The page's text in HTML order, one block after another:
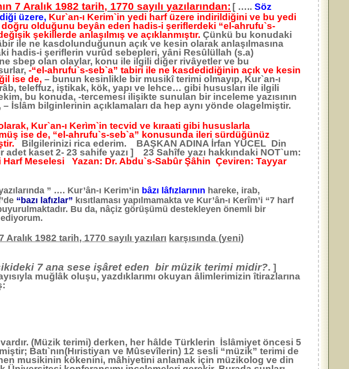
7 Aralık 1982 tarih, 1770 sayılıyazılarından: [ …..Söz
üzere, Kur`an-ı Kerim`in yedi harf üzere indirildiğini ve bu yedi
doğru olduğunu beyân eden hadis-i şeriflerdeki “el-ahrufu`s-
şekillerde anlaşılmış ve açıklanmıştır. Çünkü bu konudaki
ile ne kasdolunduğunun açık ve kesin olarak anlaşılmasına
hadis-i şeriflerin vurûd sebepleri, yâni Resûlüllah (s.a)
sbep olan olaylar, konu ile ilgili diğer rivâyetler ve bu
-“el-ahrufu`s-seb`a” tabiri ile ne kasdedidiğinin açık ve kesin
ise de, – bunun kesinlikle bir musikî terimi olmayıp, Kur`an-ı
irâb, teleffuz, iştikak, kök, yapı ve lehce… gibi hususları ile ilgili
bu konuda, -tercemesi ilişikte sunulan bir inceleme yazısının
İslâm bilginlerinin açıklamaları da hep aynı yönde olagelmiştir.
Kur`an-ı Kerìm`in tecvid ve kıraati gibi hususlarla
ise de, “el-ahrufu`s-seb`a” konusunda ileri sürdüğünüz
Bilgilerinizi rica ederim. BAŞKAN ADINA İrfan YÜCEL Din
kaset 2- 23 sahife yazı ] 23 Sahîfe yazı hakkındaki NOT`um:
Harf Meselesi Yazan: Dr. Abdu`s-Sabûr Şâhin Çeviren: Tayyar
” …. Kur’ân-ı Kerim’in bâzı lâfızlarının hareke, irab,
“bazı lafızlar” kısıtlaması yapılmamakta ve Kur’ân-ı Kerîm’i “7 harf
Bu da, nâçiz görüşümü destekleyen önemli bir
ediyorum.
1982 tarih, 1770 sayılı yazıları karşısında (yeni)
7 ana sese işâret eden bir müzik terimi midir?. ]
muğlâk oluşu, yazdıklarımı okuyan âlimlerimizin îtirazlarına
(Müzik terimi) derken, her hâlde Türklerin İslâmiyet öncesi 5
Batı`nın(Hıristiyan ve Mûsevîlerin) 12 sesli “müzik” terimi de
musikinin kökenini, mâhiyetini anlamak için müzikolog ve din